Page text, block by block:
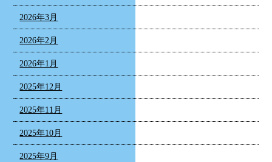
2026年3月
2026年2月
2026年1月
2025年12月
2025年11月
2025年10月
2025年9月